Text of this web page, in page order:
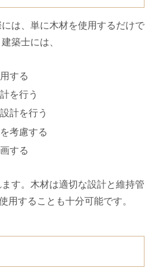
は、単に木材を使用するだけで
築士には、
する
を行う
計を行う
考慮する
する
す。木材は適切な設計と維持管
用することも十分可能です。